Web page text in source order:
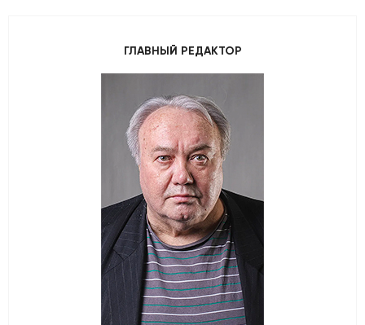
ГЛАВНЫЙ РЕДАКТОР